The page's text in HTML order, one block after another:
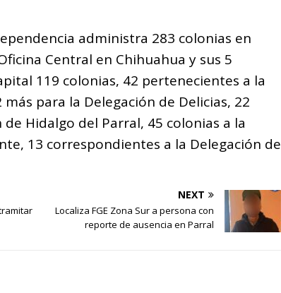
administra 283 colonias en
Central en Chihuahua y sus 5
119 colonias, 42 pertenecientes a la
para la Delegación de Delicias, 22
Hidalgo del Parral, 45 colonias a la
13 correspondientes a la Delegación de
NEXT
Localiza FGE Zona Sur a persona con
reporte de ausencia en Parral